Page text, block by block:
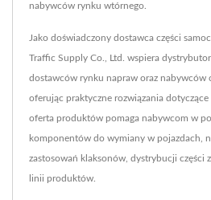
nabywców rynku wtórnego.
Jako doświadczony dostawca części
Traffic Supply Co., Ltd. wspiera
dostawców rynku napraw oraz nabywców
oferując praktyczne rozwiązania dotyczące
oferta produktów pomaga nabywcom w
komponentów do wymiany w pojazdach,
zastosowań klaksonów, dystrybucji części
linii produktów.